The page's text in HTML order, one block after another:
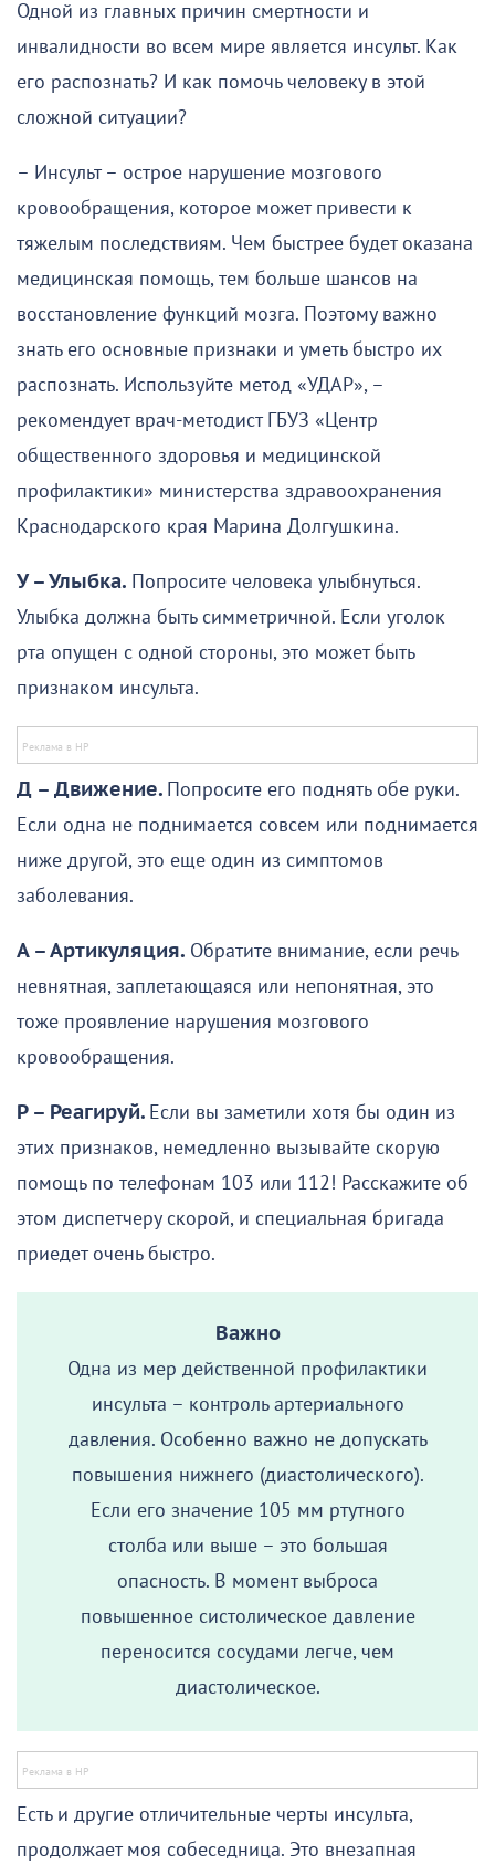
Одной из главных причин смертности и
инвалидности во всем мире является инсульт. Как
его распознать? И как помочь человеку в этой
сложной ситуации?
– Инсульт – острое нарушение мозгового
кровообращения, которое может привести к
тяжелым последствиям. Чем быстрее будет оказана
медицинская помощь, тем больше шансов на
восстановление функций мозга. Поэтому важно
знать его основные признаки и уметь быстро их
распознать. Используйте метод «УДАР», –
рекомендует врач-методист ГБУЗ «Центр
общественного здоровья и медицинской
профилактики» министерства здравоохранения
Краснодарского края Марина Долгушкина.
У – Улыбка. Попросите человека улыбнуться.
Улыбка должна быть симметричной. Если уголок
рта опущен с одной стороны, это может быть
признаком инсульта.
Д – Движение. Попросите его поднять обе руки.
Если одна не поднимается совсем или поднимается
ниже другой, это еще один из симптомов
заболевания.
А – Артикуляция. Обратите внимание, если речь
невнятная, заплетающаяся или непонятная, это
тоже проявление нарушения мозгового
кровообращения.
Р – Реагируй. Если вы заметили хотя бы один из
этих признаков, немедленно вызывайте скорую
помощь по телефонам 103 или 112! Расскажите об
этом диспетчеру скорой, и специальная бригада
приедет очень быстро.
Важно
Одна из мер действенной профилактики
инсульта – контроль артериального
давления. Особенно важно не допускать
повышения нижнего (диастолического).
Если его значение 105 мм ртутного
столба или выше – это большая
опасность. В момент выброса
повышенное систолическое давление
переносится сосудами легче, чем
диастолическое.
Есть и другие отличительные черты инсульта,
продолжает моя собеседница. Это внезапная